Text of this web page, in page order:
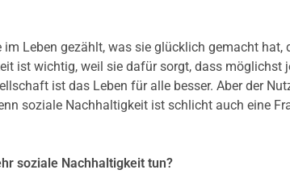
Leben gezählt, was sie glücklich gemacht hat,
ist wichtig, weil sie dafür sorgt, dass möglichst
ist das Leben für alle besser. Aber der
soziale Nachhaltigkeit ist schlicht auch eine
soziale Nachhaltigkeit tun?